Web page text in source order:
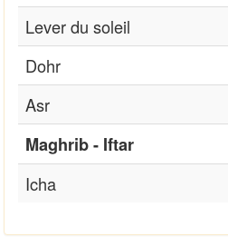
Lever du soleil
Dohr
Asr
Maghrib - Iftar
Icha